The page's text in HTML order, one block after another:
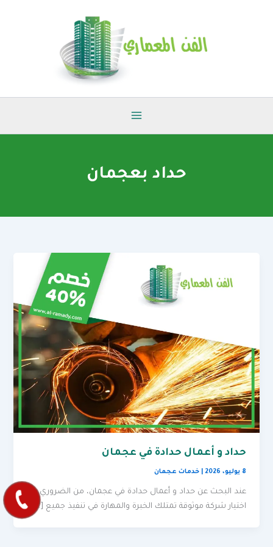
حداد بعجمان
حداد و أعمال حدادة في عجمان
8 يوليو، 2026 |خدمات عجمان
عند البحث عن حداد و أعمال حدادة في عجمان، من الضروري
اختيار شركة موثوقة تمتلك الخبرة والمهارة في تنفيذ جميع […]